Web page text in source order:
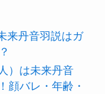
来丹音羽説はガ
）は未来丹音
顔バレ・年齢・